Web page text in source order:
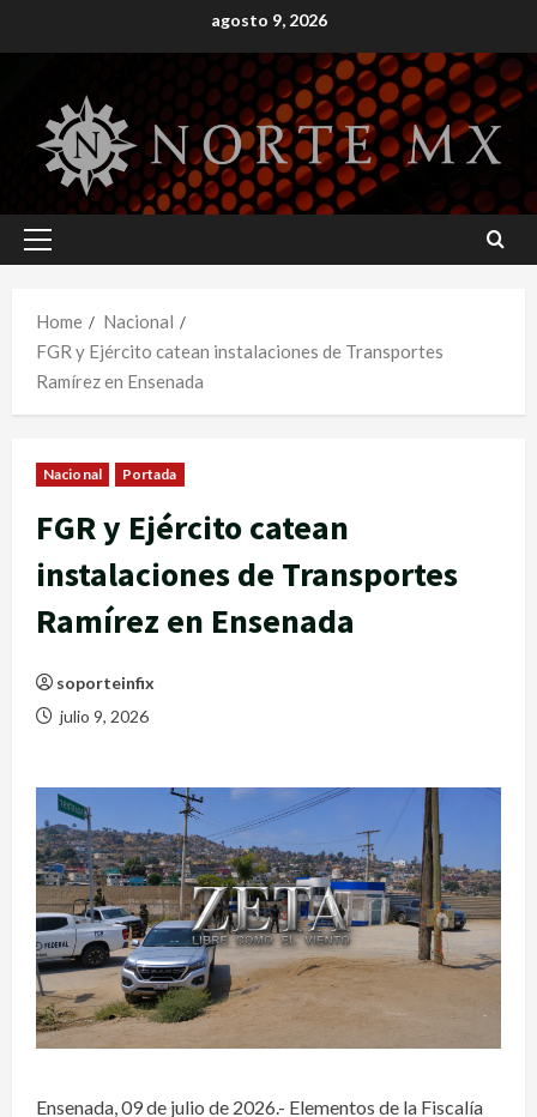
to
agosto 9, 2026
Primary
Home
Nacional
FGR y Ejército catean instalaciones de Transportes
Ramírez en Ensenada
Nacional Portada
FGR y Ejército catean
instalaciones de Transportes
Ramírez en Ensenada
soporteinfix
julio 9, 2026
Ensenada, 09 de julio de 2026.- Elementos de la Fiscalía